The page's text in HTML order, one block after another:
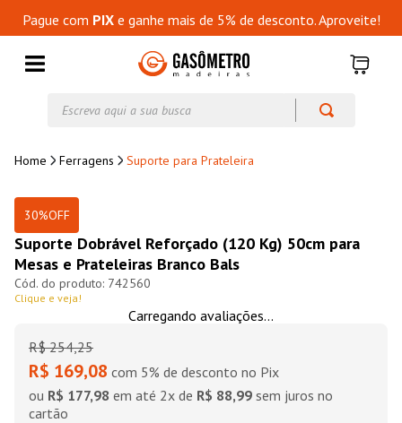
Pague com PIXe ganhe mais de 5% de desconto. Aproveite!
Ferragens Suporte para Prateleira
30%OFF
Suporte Dobrável Reforçado (120 Kg) 50cm para
Mesas e Prateleiras Branco Bals
742560
Clique e veja!
Carregando avaliações...
R$ 254,25
R$ 169,08 com 5% de desconto no Pix
ou R$ 177,98 em até 2x de R$ 88,99 sem juros no
cartão